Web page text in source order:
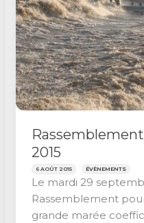
2015
6 AOÛT 2015 ÉVÈNEMENTS
Le mardi 29
Rassemblement
grande marée